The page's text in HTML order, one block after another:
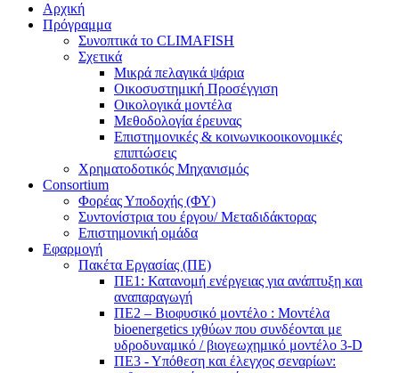
Αρχική
Πρόγραμμα
Συνοπτικά το CLIMAFISH
Σχετικά
Μικρά πελαγικά ψάρια
Οικοσυστημική Προσέγγιση
Οικολογικά μοντέλα
Μεθοδολογία έρευνας
Επιστημονικές & κοινωνικοοικονομικές
επιπτώσεις
Χρηματοδοτικός Μηχανισμός
Consortium
Φορέας Υποδοχής (ΦΥ)
Συντονίστρια του έργου/ Μεταδιδάκτορας
Επιστημονική ομάδα
Εφαρμογή
Πακέτα Εργασίας (ΠΕ)
ΠΕ1: Κατανομή ενέργειας για ανάπτυξη και
αναπαραγωγή
ΠΕ2 – Βιοφυσικό μοντέλο : Μοντέλα
bioenergetics ιχθύων που συνδέονται με
υδροδυναμικό / βιογεωχημικό μοντέλο 3-D
ΠΕ3 - Υπόθεση και έλεγχος σεναρίων: